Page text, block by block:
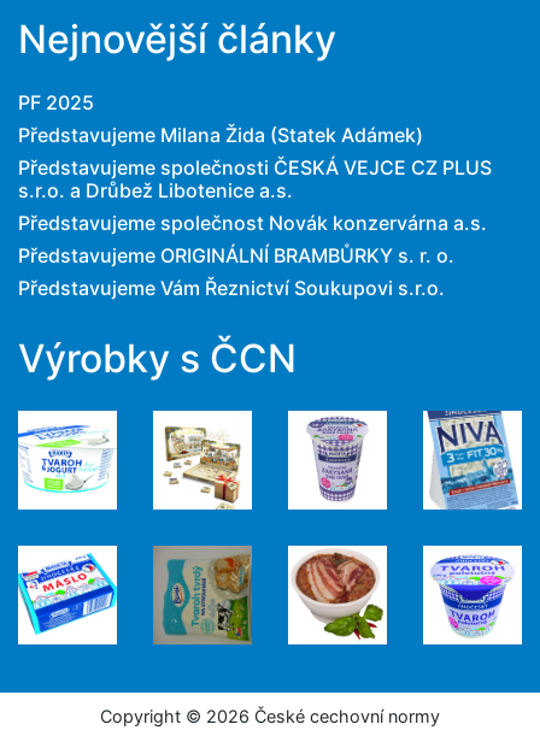
Nejnovější články
PF 2025
Představujeme Milana Žida (Statek Adámek)
Představujeme společnosti ČESKÁ VEJCE CZ PLUS
s.r.o. a Drůbež Libotenice a.s.
Představujeme společnost Novák konzervárna a.s.
Představujeme ORIGINÁLNÍ BRAMBŮRKY s. r. o.
Představujeme Vám Řeznictví Soukupovi s.r.o.
Výrobky s ČCN
Copyright © 2026 České cechovní normy